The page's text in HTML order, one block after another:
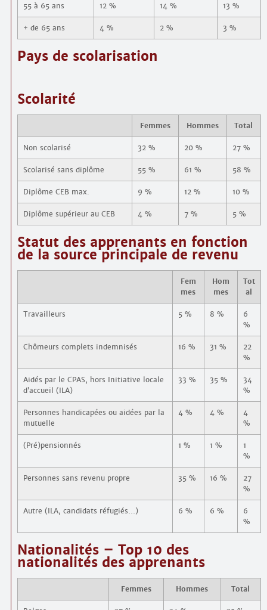
55 à 65 ans 12 % 14 % 13 %
+ de 65 ans 4 % 2 % 3 %
Pays de scolarisation
Scolarité
Femmes Hommes Total
Non scolarisé 32 % 20 % 27 %
Scolarisé sans diplôme 55 % 61 % 58 %
Diplôme CEB max. 9 % 12 % 10 %
Diplôme supérieur au CEB 4 % 7 % 5 %
Statut des apprenants en fonction
de la source principale de revenu
Fem
mes
Hom
mes
Tot
al
Travailleurs 5 % 8 %
6
%
Chômeurs complets indemnisés 16 % 31 %
22
%
Aidés par le CPAS, hors Initiative locale
d’accueil (ILA)
33 % 35 %
34
%
Personnes handicapées ou aidées par la
mutuelle
4 % 4 %
4
%
(Pré)pensionnés 1 % 1 %
1
%
Personnes sans revenu propre 35 % 16 %
27
%
Autre (ILA, candidats réfugiés…) 6 % 6 %
6
%
Nationalités – Top 10 des
nationalités des apprenants
Femmes Hommes Total